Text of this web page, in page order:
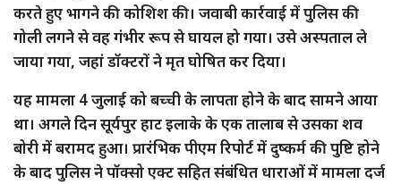
करते हुए भागने की कोशिश की। जवाबी कार्रवाई में पुलिस की
गोली लगने से वह गंभीर रूप से घायल हो गया। उसे अस्पताल ले
जाया गया, जहां डॉक्टरों ने मृत घोषित कर दिया।
यह मामला 4 जुलाई को बच्ची के लापता होने के बाद सामने आया
था। अगले दिन सूर्यपुर हाट इलाके के एक तालाब से उसका शव
बोरी में बरामद हुआ। प्रारंभिक पीएम रिपोर्ट में दुष्कर्म की पुष्टि होने
के बाद पुलिस ने पॉक्सो एक्ट सहित संबंधित धाराओं में मामला दर्ज